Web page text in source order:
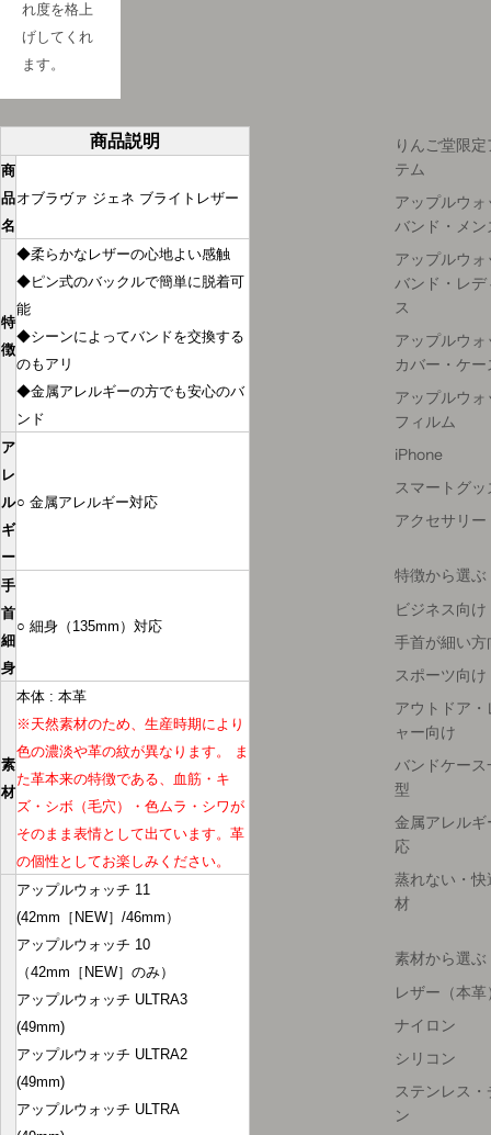
りんご堂限
テム
アップルウォ
バンド・メン
アップルウォ
バンド・レデ
ス
アップルウォ
カバー・ケー
アップルウォ
フィルム
iPhone
スマートグッ
アクセサリー
特徴から選ぶ
ビジネス向け
手首が細い方
スポーツ向け
アウトドア・
ャー向け
バンドケース
型
金属アレルギ
応
蒸れない・快
材
素材から選ぶ
レザー（本革
ナイロン
シリコン
ステンレス・
ン
れ度を格上
げしてくれ
ます。
商品説明
商
品
名
オブラヴァ ジェネ ブライトレザー
特
徴
◆柔らかなレザーの心地よい感触
◆ピン式のバックルで簡単に脱着可
能
◆シーンによってバンドを交換する
のもアリ
◆金属アレルギーの方でも安心のバ
ンド
ア
レ
ル
ギ
ー
○ 金属アレルギー対応
手
首
細
身
○ 細身（135mm）対応
素
材
本体 : 本革
※天然素材のため、生産時期により
色の濃淡や革の紋が異なります。 ま
た革本来の特徴である、血筋・キ
ズ・シボ（毛穴）・色ムラ・シワが
そのまま表情として出ています。革
の個性としてお楽しみください。
アップルウォッチ 11
(42mm［NEW］/46mm）
アップルウォッチ 10
（42mm［NEW］のみ）
アップルウォッチ ULTRA3
(49mm)
アップルウォッチ ULTRA2
(49mm)
アップルウォッチ ULTRA
ログインが必要です
きます。